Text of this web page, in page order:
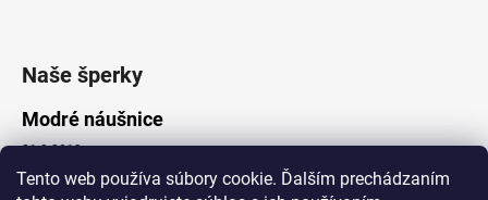
Tento web používa súbory cookie. Ďalším prechádzaním
Naše šperky
Modré náušnice
21.8.2019